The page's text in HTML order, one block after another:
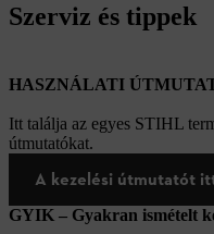
Szerviz és tippek
HASZNÁLATI
Itt találja az egyes STIHL
útmutatókat.
A kezelési útmutatót
GYIK – Gyakran ismételt